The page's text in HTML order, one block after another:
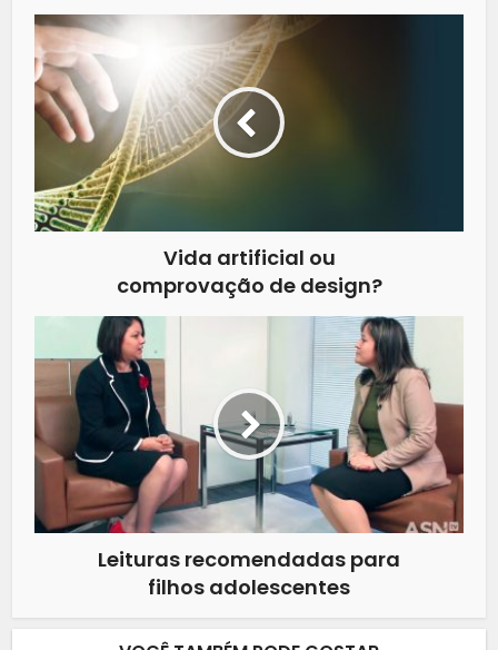
Vida artificial ou
comprovação de design?
Leituras recomendadas para
filhos adolescentes